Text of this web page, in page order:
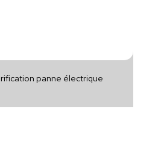
panne électrique